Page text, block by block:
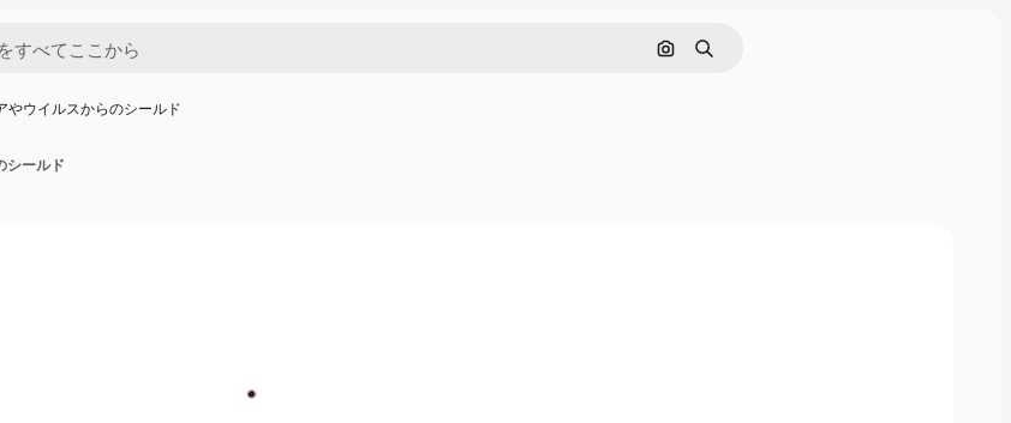
画像で検索
検索
やウイルスからのシールド
シールド